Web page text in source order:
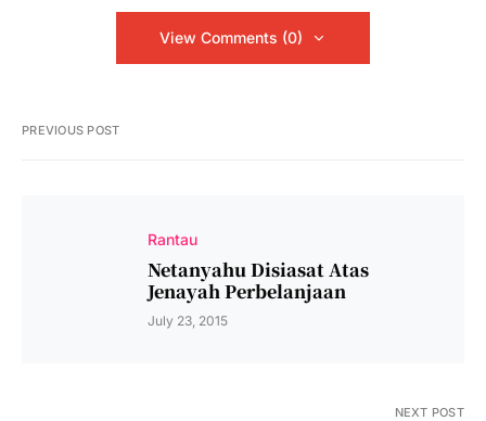
View Comments (0)
PREVIOUS POST
Rantau
Netanyahu Disiasat Atas
Jenayah Perbelanjaan
July 23, 2015
NEXT POST